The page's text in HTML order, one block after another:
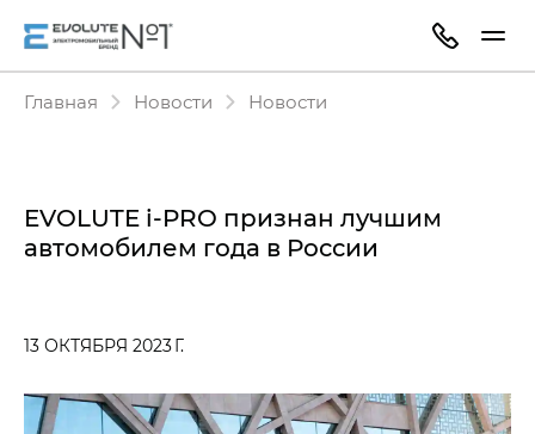
Главная Новости Новости
EVOLUTE i‑PRO признан лучшим
автомобилем года в России
13 ОКТЯБРЯ 2023 Г.